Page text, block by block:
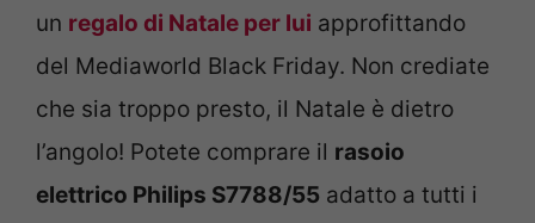
un regalo di Natale per lui approfittando
del Mediaworld Black Friday. Non crediate
che sia troppo presto, il Natale è dietro
l’angolo! Potete comprare il rasoio
elettrico Philips S7788/55 adatto a tutti i